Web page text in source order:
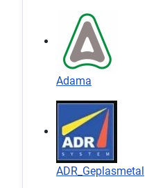
Adama
ADR_Geplasmetal